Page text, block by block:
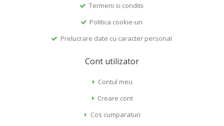
Termeni si conditii
Politica cookie-uri
Prelucrare date cu caracter personal
Cont utilizator
Contul meu
Creare cont
Cos cumparaturi